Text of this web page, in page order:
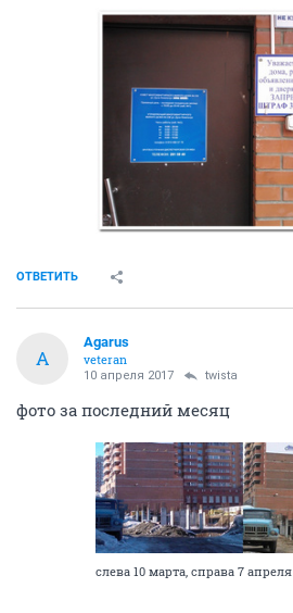
ОТВЕТИТЬ
A
Agarus
veteran
10 апреля 2017 twista
фото за последний месяц
слева 10 марта, справа 7 апреля